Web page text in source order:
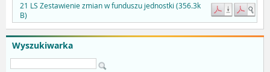
Wyszukiwarka
21 LS Zestawienie zmian w funduszu jednostki (356.3k
B)